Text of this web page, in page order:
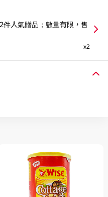
人氣贈品；數量有限，售
x2